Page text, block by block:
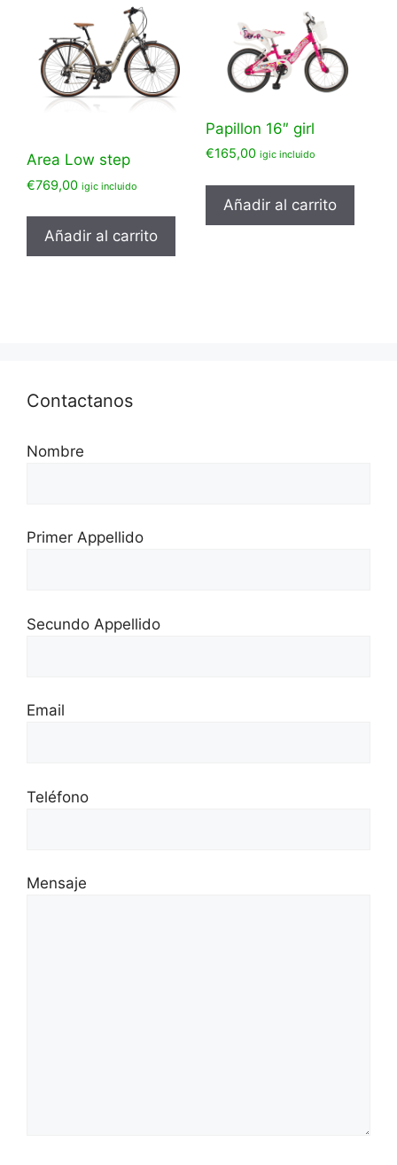
Area Low step
€769,00 igic incluido
Añadir al carrito
Papillon 16″ girl
€165,00 igic incluido
Añadir al carrito
Contactanos
Nombre
Primer Appellido
Secundo Appellido
Email
Teléfono
Mensaje